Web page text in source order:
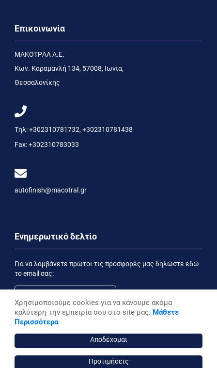
Επικοινωνία
MΑΚΟΤΡΑΛ Α.Ε.
Kων. Kαραμανλή 134, 57008, Ιωνία,
Θεσσαλονίκης
Τηλ:+302310781732, +302310781438
Fax:+302310783033
autofinish@macotral.gr
Ενημερωτικό δελτίο
Για να λαμβάνετε πρώτοι τις προσφορές μας δηλώστε εδώ
το email σας:
Εγγραφή
Έχοντας ενημερωθεί από την
επιθυμώ να λαμβάνω ενημερωτικά email
Powered by Stonewave
Χρησιμοποιούμε cookies για να κάνουμε ακόμα
καλύτερη την εμπειρία σου στο site μας. Μάθετε
Περισσότερα
Αποδέχομαι
Προτιμήσεις